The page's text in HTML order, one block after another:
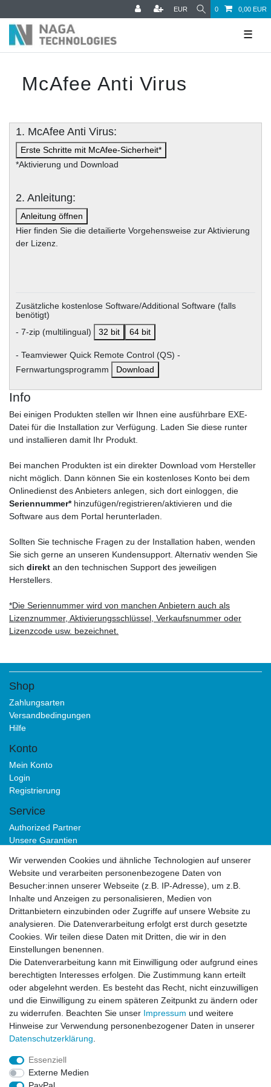
EUR 0 0,00 EUR
☰
McAfee Anti Virus
1. McAfee Anti Virus:
Erste Schritte mit McAfee-Sicherheit*
*Aktivierung und Download
2. Anleitung:
Anleitung öffnen
Hier finden Sie die detailierte Vorgehensweise zur Aktivierung
der Lizenz.
Zusätzliche kostenlose Software/Additional Software (falls
benötigt)
- 7-zip (multilingual)
32 bit 64 bit
- Teamviewer Quick Remote Control (QS) -
Fernwartungsprogramm
Download
Info
Bei einigen Produkten stellen wir Ihnen eine ausführbare EXE-
Datei für die Installation zur Verfügung. Laden Sie diese runter
und installieren damit Ihr Produkt.
Bei manchen Produkten ist ein direkter Download vom Hersteller
nicht möglich. Dann können Sie ein kostenloses Konto bei dem
Onlinedienst des Anbieters anlegen, sich dort einloggen, die
Seriennummer*hinzufügen/registrieren/aktivieren und die
Software aus dem Portal herunterladen.
Sollten Sie technische Fragen zu der Installation haben, wenden
Sie sich gerne an unseren Kundensupport. Alternativ wenden Sie
sich direkt an den technischen Support des jeweiligen
Herstellers.
*Die Seriennummer wird von manchen Anbietern auch als
Lizenznummer, Aktivierungsschlüssel, Verkaufsnummer oder
Lizenzcode usw. bezeichnet.
Shop
Zahlungsarten
Versandbedingungen
Hilfe
Konto
Mein Konto
Login
Registrierung
Service
Authorized Partner
Unsere Garantien
B2B
Impressum Daten­schutz­erklärung AGB
Widerrufs­recht Vertrag widerrufen Kontakt
Wir verwenden Cookies und ähnliche Technologien auf unserer
Website und verarbeiten personenbezogene Daten von
Besucher:innen unserer Webseite (z.B. IP-Adresse), um z.B.
Inhalte und Anzeigen zu personalisieren, Medien von
Drittanbietern einzubinden oder Zugriffe auf unsere Website zu
analysieren. Die Datenverarbeitung erfolgt erst durch gesetzte
Cookies. Wir teilen diese Daten mit Dritten, die wir in den
Einstellungen benennen.
Die Datenverarbeitung kann mit Einwilligung oder aufgrund eines
berechtigten Interesses erfolgen. Die Zustimmung kann erteilt
oder abgelehnt werden. Es besteht das Recht, nicht einzuwilligen
und die Einwilligung zu einem späteren Zeitpunkt zu ändern oder
zu widerrufen. Beachten Sie unser Impressum und weitere
Hinweise zur Verwendung personenbezogener Daten in unserer
Daten­schutz­erklärung
Essenziell
Externe Medien